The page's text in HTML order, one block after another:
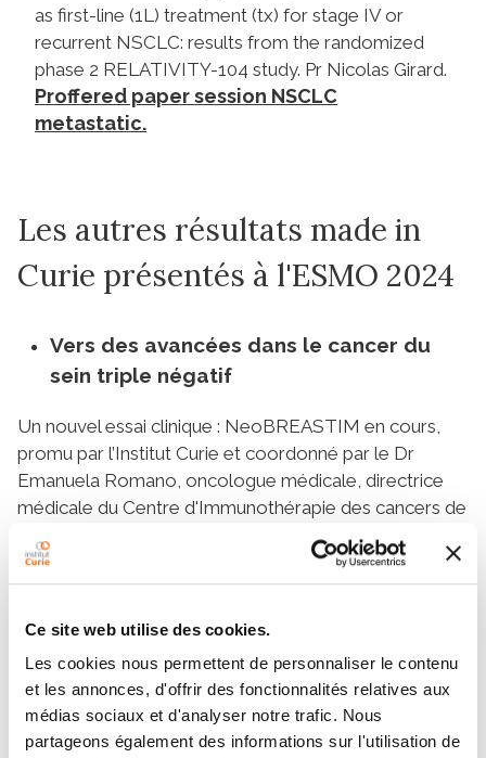
Ce site web utilise des cookies.
Les cookies nous permettent de personnaliser le contenu
et les annonces, d'offrir des fonctionnalités relatives aux
médias sociaux et d'analyser notre trafic. Nous
partageons également des informations sur l'utilisation de
as first-line (1L) treatment (tx) for stage IV or
recurrent NSCLC: results from the randomized
phase 2 RELATIVITY-104 study. Pr Nicolas Girard.
Proffered paper session NSCLC
metastatic.
Les autres résultats made in
Curie présentés à l'ESMO 2024
Vers des avancées dans le cancer du
sein triple négatif
Un nouvel essai clinique : NeoBREASTIM en cours,
promu par l’Institut Curie et coordonné par le Dr
Emanuela Romano, oncologue médicale, directrice
médicale du Centre d'Immunothérapie des cancers de
l'Institut Curie sera présenté au congrès. Cette étude
vise à évaluer l’association d’une nouvelle combinaison
d’immunothérapies : l’atézolizumab (anti-PDL1)
(HSV-1), comme traitement néoadjuvant (c’est-à-dire
avant la chirurgie), sans chimiothérapie, auprès de
patientes atteintes de cancer du sein triple négatif
localisé (riche en lymphocytes infiltrant la tumeur). Par
ailleurs, les résultats d’une étude menée par le Dr Luc